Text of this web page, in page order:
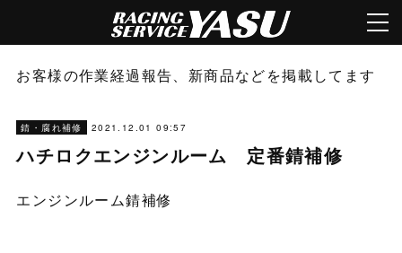
お客様の作業経過報告、新商品などを掲載してます
錆・腐れ補修 2021.12.01 09:57
ハチロクエンジンルーム 定番錆補修
エンジンルーム錆補修